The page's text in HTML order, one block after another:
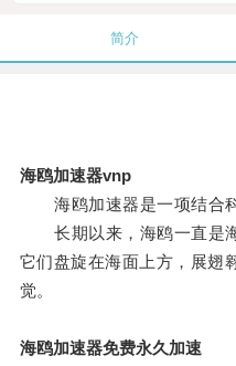
简介
海鸥加速器vnp
海鸥加速器是一项结合科
长期以来，海鸥一直是海
它们盘旋在海面上方，展翅
觉。
海鸥加速器免费永久加速